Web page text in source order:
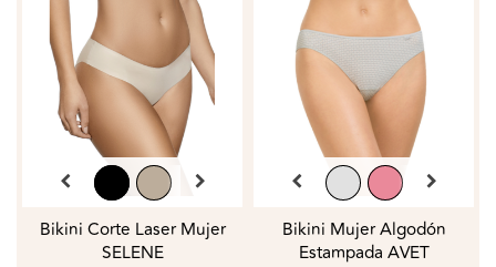
Bikini Corte Laser Mujer
SELENE
Bikini Mujer Algodón
Estampada AVET